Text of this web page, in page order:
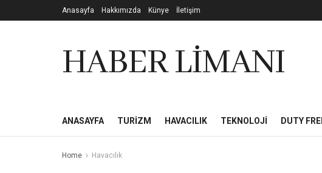
Anasayfa Hakkımızda Künye İletişim
HABER LİMANI
ANASAYFA TURIZM HAVACILIK TEKNOLOJI DUTY
Home Havacılık